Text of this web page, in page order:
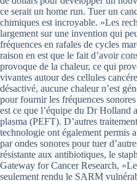
ce serait un home run. Tuer un
chimiques est incroyable. »Les
largement sur une invention qui
fréquences en rafales de cycles
raison en est que le fait d’avoir
provoque de la chaleur, ce qui
vivantes autour des cellules
désactivé, aucune chaleur n’est
pour fournir les fréquences
est ce que l’équipe du Dr Holland
plasma (PEFT). D’autres
technologie ont également permis
par ondes sonores pour tuer
résistante aux antibiotiques, le
Gateway for Cancer Research,
seulement rendu le SARM